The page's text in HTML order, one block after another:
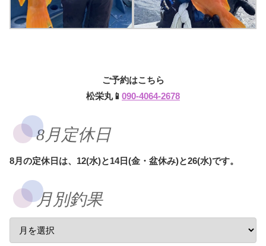
ご予約はこちら
松栄丸📱 090-4064-2678
8月定休日
8月の定休日は、12(水)と14日(金・盆休み)と26(水)です。
月別釣果